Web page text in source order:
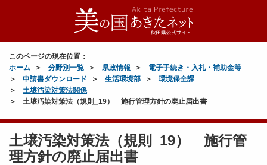
このページの現在位置：
ホーム
分野別一覧 県政情報
電子手続き・入札・補助金等
申請書ダウンロード
生活環境部
環境保全課
土壌汚染対策法関係
土壌汚染対策法（規則_19） 施行管理方針の廃止届出書
土壌汚染対策法（規則_19） 施行管
理方針の廃止届出書